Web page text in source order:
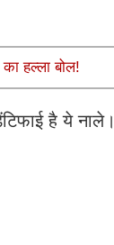
हल्ला बोल!
है ये